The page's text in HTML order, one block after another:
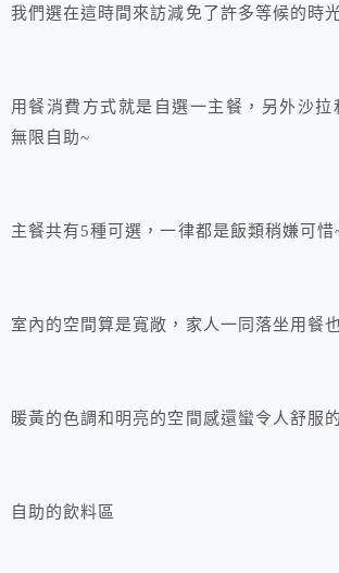
我們選在這時間來訪減免了許多等候的時
用餐消費方式就是自選一主餐，另外沙拉
無限自助~
主餐共有5種可選，一律都是飯類稍嫌可惜
室內的空間算是寬敞，家人一同落坐用餐
暖黃的色調和明亮的空間感還蠻令人舒服
自助的飲料區